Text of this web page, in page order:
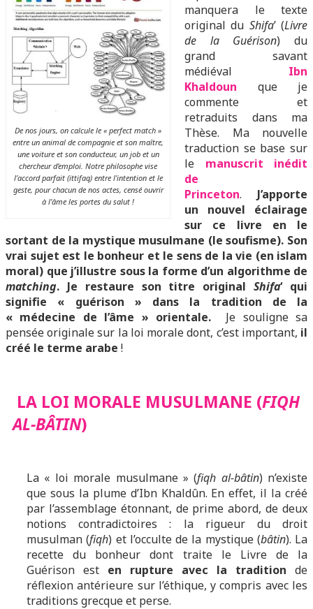
De nos jours, on calcule le « perfect match »
entre un animal de compagnie et son maître,
une voiture et son conducteur, un job et un
chercheur d’emploi. Notre philosophe vise
l’accord parfait (ittifaq) entre l’intention et le
geste, pour chacun de nos actes, censé ouvrir
à l’âme les portes du salut !
manquera le texte
original du Shifa’ (Livre
de la Guérison) du
grand savant
médiéval Ibn
Khaldoun que je
commente et
retraduits dans ma
Thèse. Ma nouvelle
traduction se base sur
le manuscrit inédit
de
Princeton. J’apporte
un nouvel éclairage
sur ce livre en le
sortant de la mystique musulmane (le soufisme). Son
vrai sujet est le bonheur et le sens de la vie (en islam
moral) que j’illustre sous la forme d’un algorithme de
matching. Je restaure son titre originalShifa‘ qui
signifie « guérison » dans la tradition de la
« médecine de l’âme » orientale.
Je souligne sa
pensée originale sur la loi morale dont, c’est important, il
créé le terme arabe !
LA LOI MORALE MUSULMANE (FIQH
AL-BÂTIN)
La « loi morale musulmane » (fiqh al-bâtin) n’existe
que sous la plume d’Ibn Khaldûn. En effet, il la créé
par l’assemblage étonnant, de prime abord, de deux
notions contradictoires : la rigueur du droit
musulman (fiqh) et l’occulte de la mystique (bâtin). La
recette du bonheur dont traite le Livre de la
Guérison est en rupture avec la tradition de
réflexion antérieure sur l’éthique, y compris avec les
traditions grecque et perse.